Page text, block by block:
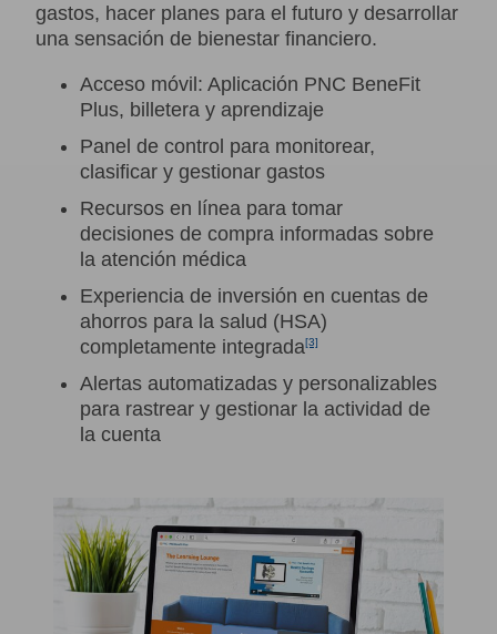
gastos, hacer planes para el futuro y desarrollar
una sensación de bienestar financiero.
Acceso móvil: Aplicación PNC BeneFit
Plus, billetera y aprendizaje
Panel de control para monitorear,
clasificar y gestionar gastos
Recursos en línea para tomar
decisiones de compra informadas sobre
la atención médica
Experiencia de inversión en cuentas de
ahorros para la salud (HSA)
completamente integrada[3]
Alertas automatizadas y personalizables
para rastrear y gestionar la actividad de
la cuenta